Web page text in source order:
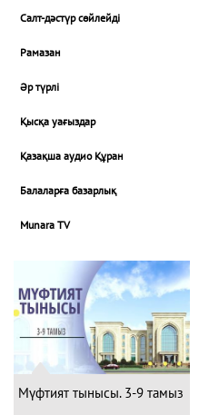
Салт-дәстүр сөйлейді
Рамазан
Әр түрлі
Қысқа уағыздар
Қазақша аудио Құран
Балаларға базарлық
Munara TV
Мүфтият тынысы. 3-9 тамыз